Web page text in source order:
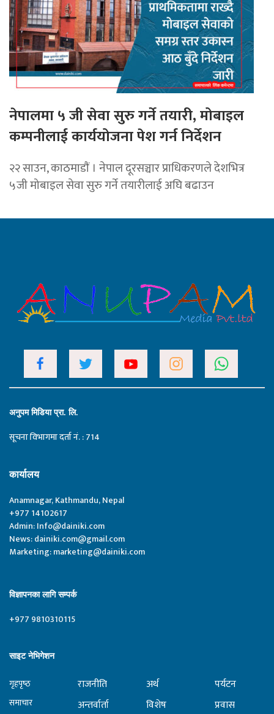
नेपालमा ५ जी सेवा सुरु गर्ने तयारी, मोबाइल
कम्पनीलाई कार्ययोजना पेश गर्न निर्देशन
२२ साउन, काठमाडाैं । नेपाल दूरसञ्चार प्राधिकरणले देशभित्र
५जी मोबाइल सेवा सुरु गर्ने तयारीलाई अघि बढाउन
अनुपम मिडिया प्रा. लि.
सूचना विभागमा दर्ता नं. : 714
कार्यालय
Anamnagar, Kathmandu, Nepal
+977 14102617
Admin:Info@dainiki.com
News:dainiki.com@gmail.com
Marketing:marketing@dainiki.com
विज्ञापनका लागि सम्पर्क
+977 9810310115
साइट नेभिगेशन
गृहपृष्‍ठ
समाचार
राजनीति
अन्तर्वार्ता
अर्थ
विशेष
पर्यटन
प्रवास